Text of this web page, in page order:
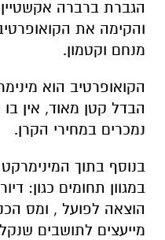
הגברת ברברה
והקימה את
מנחם וקטמון.
הקואופרטיב הוא
הבדל קטן מאוד, אין בו
נמכרים במחירי הקרן.
בנוסף בתוך
במגוון תחומים כגון:
הוצאה לפועל , ומס
מייעצים לתושבים